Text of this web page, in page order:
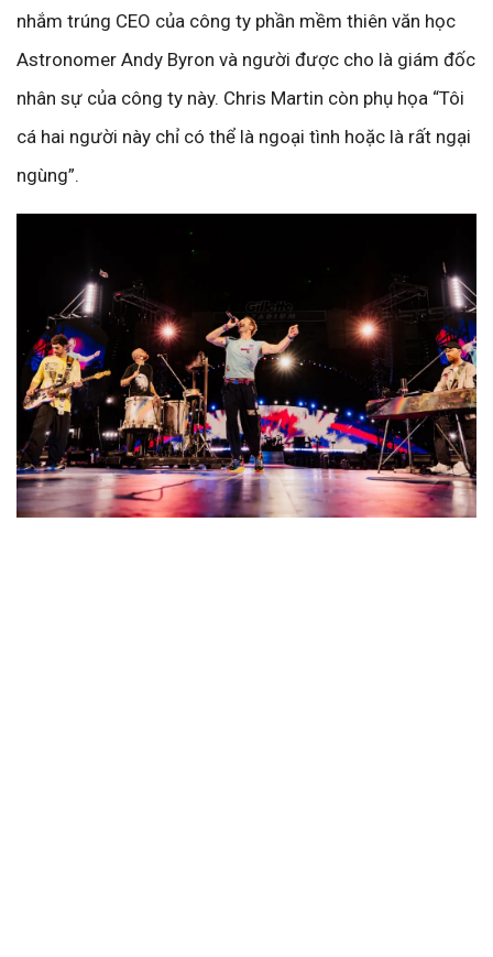
nhắm trúng CEO của công ty phần mềm thiên văn học
Astronomer Andy Byron và người được cho là giám đốc
nhân sự của công ty này. Chris Martin còn phụ họa “Tôi
cá hai người này chỉ có thể là ngoại tình hoặc là rất ngại
ngùng”.